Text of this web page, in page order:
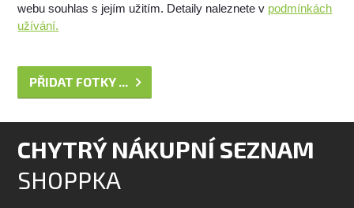
webu souhlas s jejím užitím. Detaily naleznete v podmínkách
užívání.
PŘIDAT FOTKY ...
CHYTRÝ NÁKUPNÍ SEZNAM
SHOPPKA